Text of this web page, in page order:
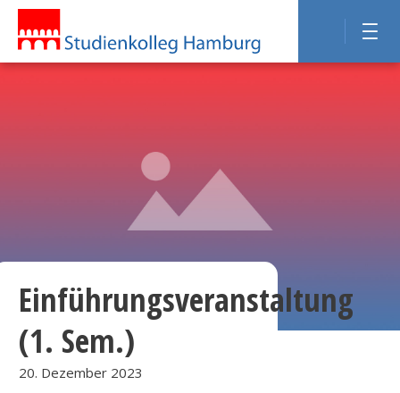
Einführungsveranstaltung
(1. Sem.)
20. Dezember 2023